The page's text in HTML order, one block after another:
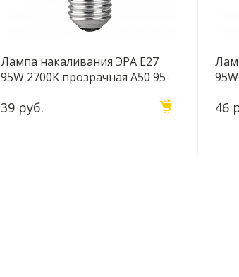
Лампа накаливания ЭРА E27
95W 2700K прозрачная A50 95-
39 руб. 46